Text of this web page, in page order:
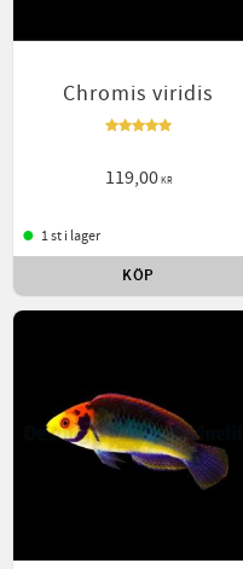
Chromis viridis
119,00KR
1 st i lager
KÖP